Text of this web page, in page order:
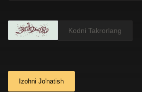
Izohni Jo'natish